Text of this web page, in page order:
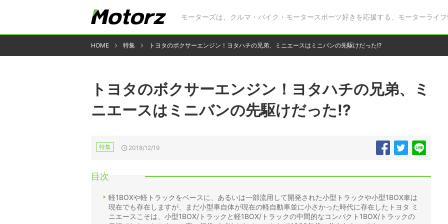
モーターズは、クルマ・バイク・モータースポーツ好きを応援する、モーターライフ
HOME 特集 トヨタのボクサーエンジン！ヨタハチの兄弟、ミニエースはミニバンの先駆けだった!?
トヨタのボクサーエンジン！ヨタハチの兄弟、ミ
ニエースはミニバンの先駆けだった!?
特集 2018/12/19
目次
軽1BOXや軽トラックをベースに、あるいは一部流用して開発された小型トラックや小型1BOX車は
現在でも存在しますが、まだ小型車自体が現在の軽自動車並に小さかった時代に存在したトヨタ ミ
ニエースこそは、小型1BOX/トラックと軽1BOX/トラックの中間的なコンパクト1BOX/トラックの